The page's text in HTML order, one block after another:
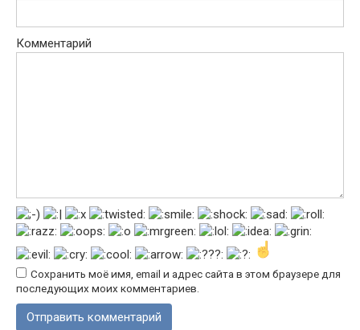
Комментарий
Сохранить моё имя, email и адрес сайта в этом браузере для
последующих моих комментариев.